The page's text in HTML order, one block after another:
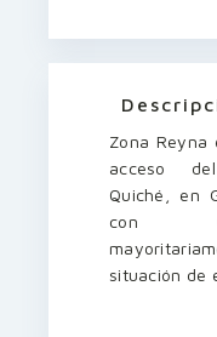
Zona
acceso
Quiché, en
con
situación de